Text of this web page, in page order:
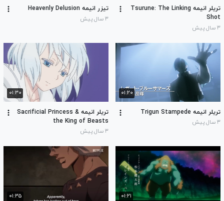
تریلر انیمه Tsurune: The Linking
Shot
۳ سال پیش
تیزر انیمه Heavenly Delusion
۳ سال پیش
۰۱:۲۰
تریلر انیمه Trigun Stampede
۳ سال پیش
۰۱:۳۰
تریلر انیمه Sacrificial Princess &
the King of Beasts
۳ سال پیش
۰۱:۲۱ ۰۱:۳۵